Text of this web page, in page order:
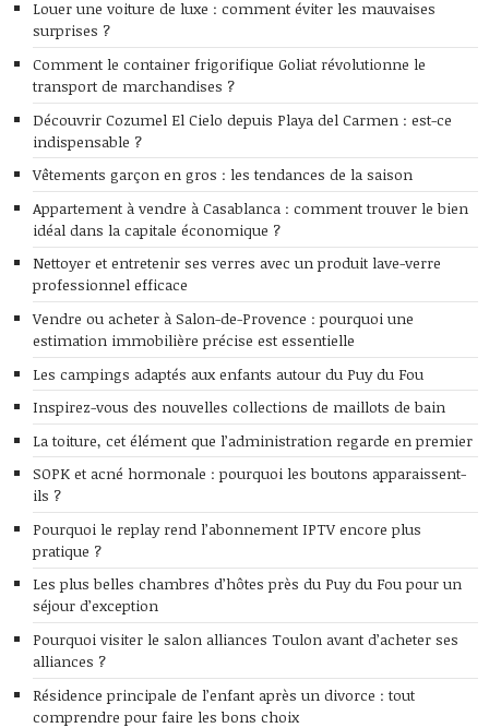
Louer une voiture de luxe : comment éviter les mauvaises
surprises ?
Comment le container frigorifique Goliat révolutionne le
transport de marchandises ?
Découvrir Cozumel El Cielo depuis Playa del Carmen : est-ce
indispensable ?
Vêtements garçon en gros : les tendances de la saison
Appartement à vendre à Casablanca : comment trouver le bien
idéal dans la capitale économique ?
Nettoyer et entretenir ses verres avec un produit lave-verre
professionnel efficace
Vendre ou acheter à Salon-de-Provence : pourquoi une
estimation immobilière précise est essentielle
Les campings adaptés aux enfants autour du Puy du Fou
Inspirez-vous des nouvelles collections de maillots de bain
La toiture, cet élément que l’administration regarde en premier
SOPK et acné hormonale : pourquoi les boutons apparaissent-
ils ?
Pourquoi le replay rend l’abonnement IPTV encore plus
pratique ?
Les plus belles chambres d’hôtes près du Puy du Fou pour un
séjour d’exception
Pourquoi visiter le salon alliances Toulon avant d’acheter ses
alliances ?
Résidence principale de l’enfant après un divorce : tout
comprendre pour faire les bons choix